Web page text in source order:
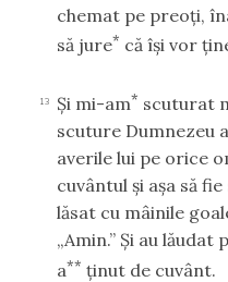
chemat pe preoţi,
să jure* că îşi vor
13 Şi mi-am* scuturat
scuture Dumnezeu
averile lui pe orice
cuvântul şi aşa să
lăsat cu mâinile
„Amin.” Şi au
a** ţinut de cuvânt.